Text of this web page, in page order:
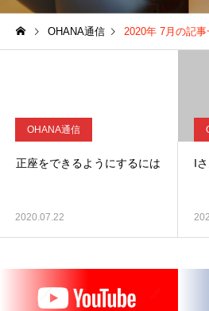
OHANA通信 2020年 7月の記事
OHANA通信
正座をできるようにするには
2020.07.22
I